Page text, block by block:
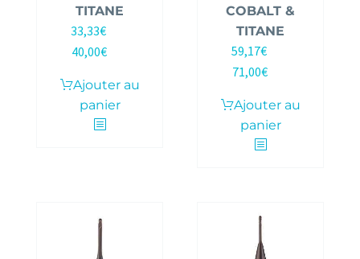
TITANE
33,33€
40,00€
Ajouter au
panier
COBALT &
TITANE
59,17€
71,00€
Ajouter au
panier